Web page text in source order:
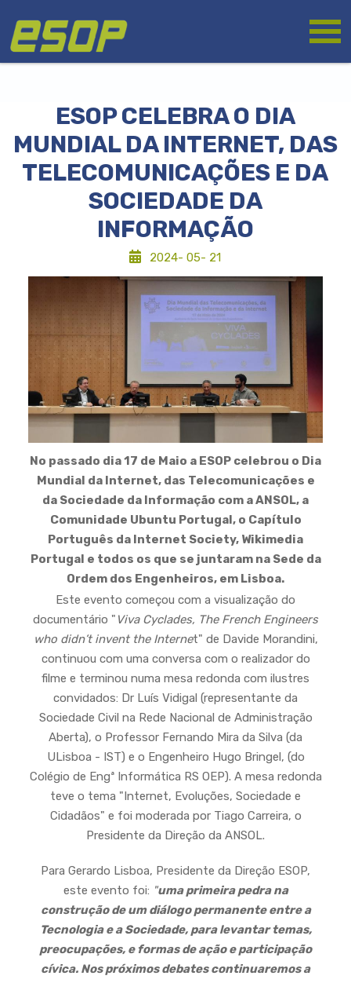
main
content
ESOP CELEBRA O DIA
MUNDIAL DA INTERNET, DAS
TELECOMUNICAÇÕES E DA
SOCIEDADE DA
INFORMAÇÃO
2024- 05- 21
No passado dia 17 de Maio a ESOP celebrou o Dia
Mundial da Internet, das Telecomunicações e
da Sociedade da Informação com a ANSOL, a
Comunidade Ubuntu Portugal, o Capítulo
Português da Internet Society, Wikimedia
Portugal e todos os que se juntaram na Sede da
Ordem dos Engenheiros, em Lisboa.
Este evento começou com a visualização do
documentário " Viva Cyclades, The French Engineers
who didn’t invent the Internet" de Davide Morandini,
continuou com uma conversa com o realizador do
filme e terminou numa mesa redonda com ilustres
convidados: Dr Luís Vidigal (representante da
Sociedade Civil na Rede Nacional de Administração
Aberta), o Professor Fernando Mira da Silva (da
ULisboa - IST) e o Engenheiro Hugo Bringel, (do
Colégio de Engª Informática RS OEP). A mesa redonda
teve o tema "Internet, Evoluções, Sociedade e
Cidadãos" e foi moderada por Tiago Carreira, o
Presidente da Direção da ANSOL.
Para Gerardo Lisboa, Presidente da Direção ESOP,
este evento foi: "uma primeira pedra na
construção de um diálogo permanente entre a
Tecnologia e a Sociedade, para levantar temas,
preocupações, e formas de ação e participação
cívica. Nos próximos debates continuaremos a